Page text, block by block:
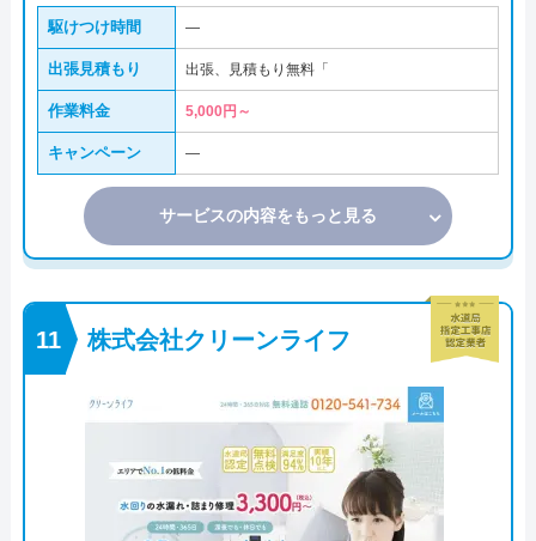
駆けつけ時間 ―
出張見積もり 出張、見積もり無料「
作業料金 5,000円～
キャンペーン ―
サービスの内容をもっと見る
株式会社クリーンライフ